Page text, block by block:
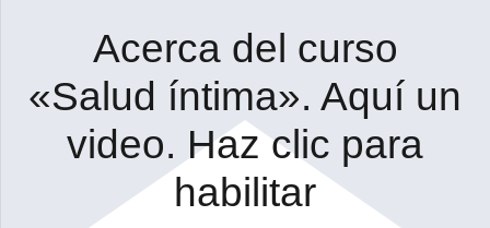
Acerca del curso
«Salud íntima». Aquí un
video. Haz clic para
habilitar